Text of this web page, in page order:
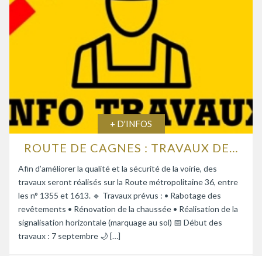
+ D'INFOS
ROUTE DE CAGNES : TRAVAUX DE RENFORCEMENT DE LA CHAUSSÉE
Afin d’améliorer la qualité et la sécurité de la voirie, des
travaux seront réalisés sur la Route métropolitaine 36, entre
les n° 1355 et 1613. 🔹 Travaux prévus : • Rabotage des
revêtements • Rénovation de la chaussée • Réalisation de la
signalisation horizontale (marquage au sol) 📅 Début des
travaux : 7 septembre 🌙 […]